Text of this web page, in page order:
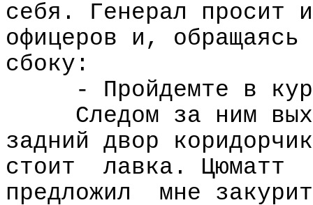
себя. Генерал просит
офицеров и,
сбоку:
- Пройдемте в
Следом за ним
задний двор
стоит
лавка. Цюматт
предложил
мне